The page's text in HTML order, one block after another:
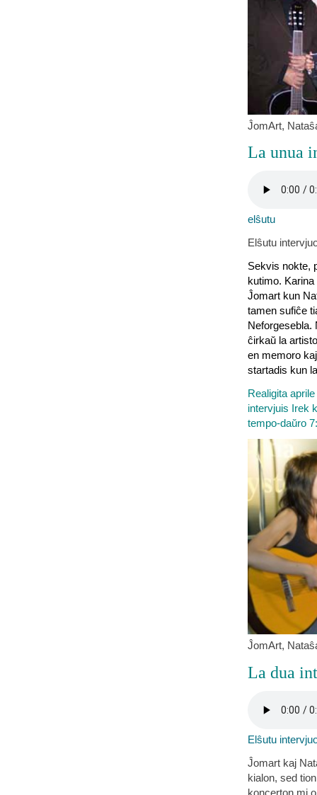
ĴomArt,
La unua
elŝutu
Elŝutu
Sekvis nokte,
kutimo.
Ĵomart kun
tamen sufiĉe
Neforgesebla.
ĉirkaŭ la
en memoro
startadis kun
Realigita
intervjuis Irek
tempo-daŭro
ĴomArt,
La dua
Elŝutu
Ĵomart kaj
kialon, sed
koncerton mi